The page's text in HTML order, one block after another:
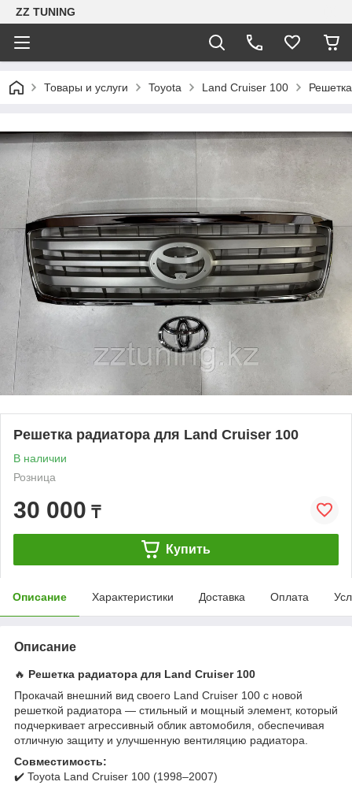
ZZ TUNING
Товары и услуги Toyota Land Cruiser 100
Решетка радиатора для Land Cruiser 100
В наличии
Розница
30 000 ₸
Купить
Описание Характеристики Доставка Оплата
Описание
🔥 Решетка радиатора для Land Cruiser 100
Прокачай внешний вид своего Land Cruiser 100 с новой
решеткой радиатора — стильный и мощный элемент, который
подчеркивает агрессивный облик автомобиля, обеспечивая
отличную защиту и улучшенную вентиляцию радиатора.
Совместимость:
✔️ Toyota Land Cruiser 100 (1998–2007)